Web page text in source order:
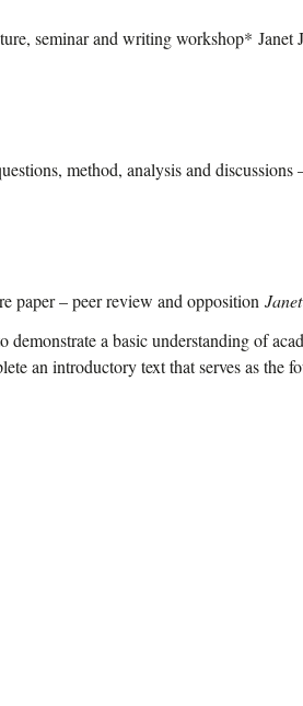
seminar and writing workshop* Janet
method, analysis and
paper – peer review and opposition
a basic understanding of
an introductory text that serves as the